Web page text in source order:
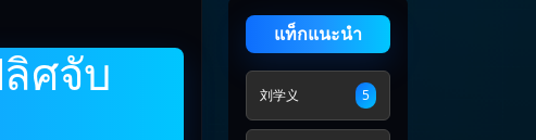
ศจับ
แท็กแนะนำ
刘学义 5